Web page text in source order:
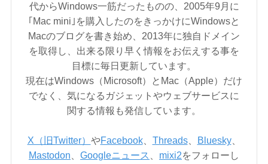
代からWindows一筋だったものの、2005年9月に
｢Mac mini｣を購入したのをきっかけにWindowsと
Macのブログを書き始め、2013年に独自ドメイン
を取得し、出来る限り早く情報をお伝えする事を
目標に毎日更新しています。
現在はWindows（Microsoft）とMac（Apple）だけ
でなく、気になるガジェットやウェブサービスに
関する情報も発信しています。
X（旧Twitter） やFacebook、 Threads、 Bluesky、
Mastodon
Googleニュース mixi2をフォローし